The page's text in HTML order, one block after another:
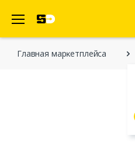
Главная марĸетплейса